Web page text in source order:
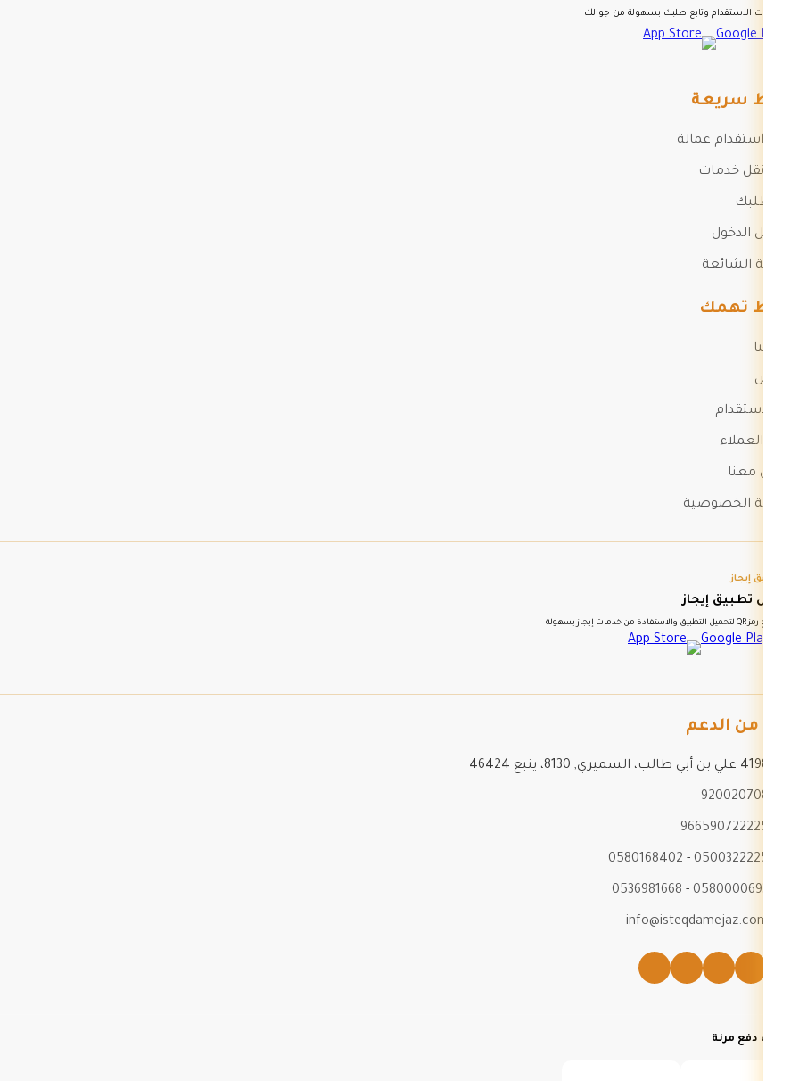
أنجز طلبات الاستقدام وتابع طلبك بسهولة من جوالك
روابط سريعة
طلب استقدام عمالة
طلب نقل خدمات
تتبع طلبك
تسجيل الدخول
الأسئلة الشائعة
روابط تهمك
مدوناتنا
من نحن
دول الاستقدام
خدمة العملاء
تواصل معنا
سياسة الخصوصية
تطبيق إيجاز
حمّل تطبيق إيجاز
امسح رمز QR لتحميل التطبيق والاستفادة من خدمات إيجاز بسهولة
مزيد من الدعم
920020708
966590722225
0500322225
-
0580168402
0580000693
-
0536981668
info@isteqdamejaz.com
خيارات دفع مرنة